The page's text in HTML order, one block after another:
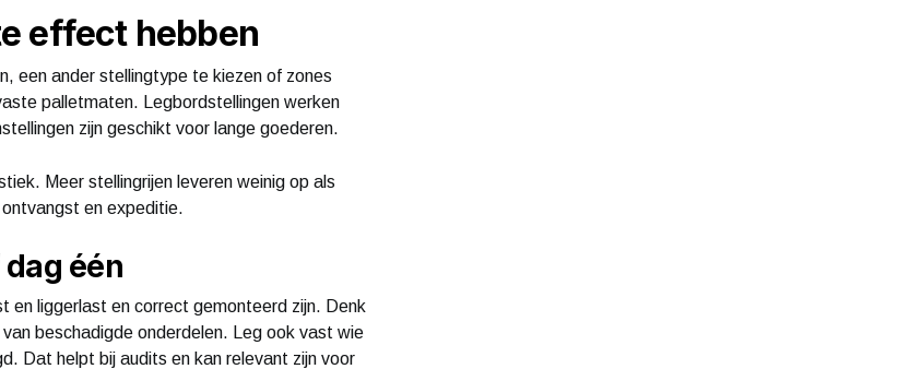
effect hebben
een ander stellingtype te kiezen of zones
palletmaten. Legbordstellingen werken
zijn geschikt voor lange goederen.
Meer stellingrijen leveren weinig op als
en expeditie.
één
en liggerlast en correct gemonteerd zijn. Denk
beschadigde onderdelen. Leg ook vast wie
Dat helpt bij audits en kan relevant zijn voor